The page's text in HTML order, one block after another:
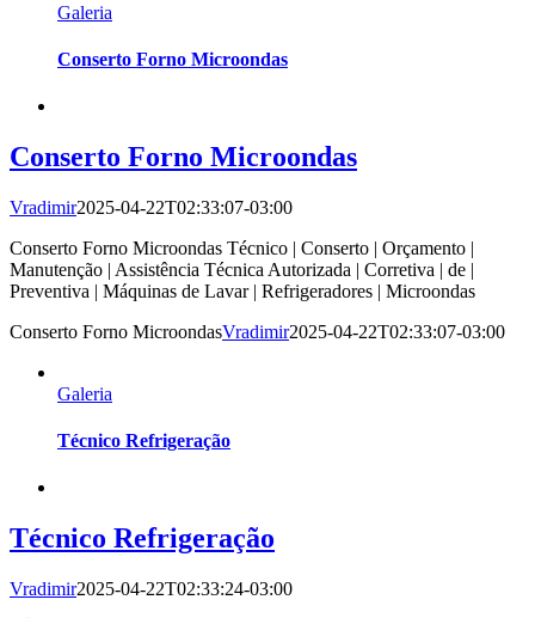
Galeria
Conserto Forno Microondas
Conserto Forno Microondas
Vradimir2025-04-22T02:33:07-03:00
Conserto Forno Microondas Técnico | Conserto | Orçamento |
Manutenção | Assistência Técnica Autorizada | Corretiva | de |
Preventiva | Máquinas de Lavar | Refrigeradores | Microondas
Conserto Forno MicroondasVradimir2025-04-22T02:33:07-03:00
Galeria
Técnico Refrigeração
Técnico Refrigeração
Vradimir2025-04-22T02:33:24-03:00